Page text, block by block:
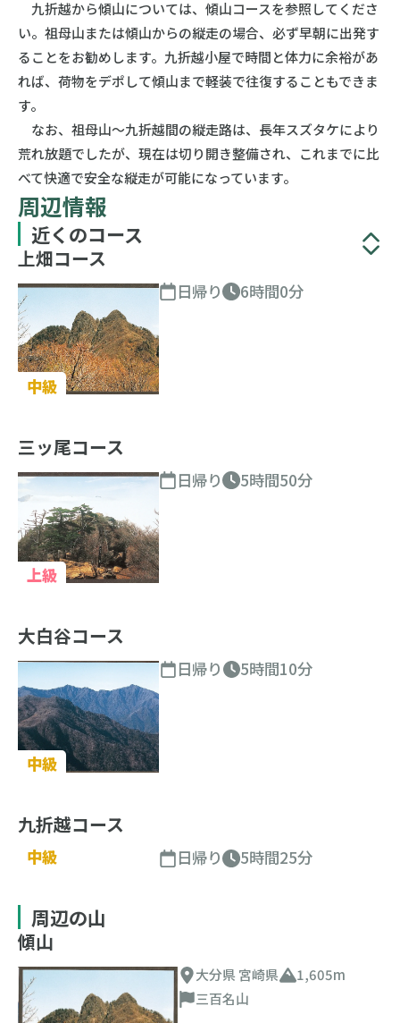
九折越から傾山については、傾山コースを参照してくださ
い。祖母山または傾山からの縦走の場合、必ず早朝に出発す
ることをお勧めします。九折越小屋で時間と体力に余裕があ
れば、荷物をデポして傾山まで軽装で往復することもできま
す。
なお、祖母山〜九折越間の縦走路は、長年スズタケにより
荒れ放題でしたが、現在は切り開き整備され、これまでに比
べて快適で安全な縦走が可能になっています。
周辺情報
近くのコース
上畑コース
中級
日帰り 6時間0分
三ッ尾コース
上級
日帰り 5時間50分
大白谷コース
中級
日帰り 5時間10分
九折越コース
中級 日帰り 5時間25分
周辺の山
傾山
大分県 宮崎県
1,605m
三百名山